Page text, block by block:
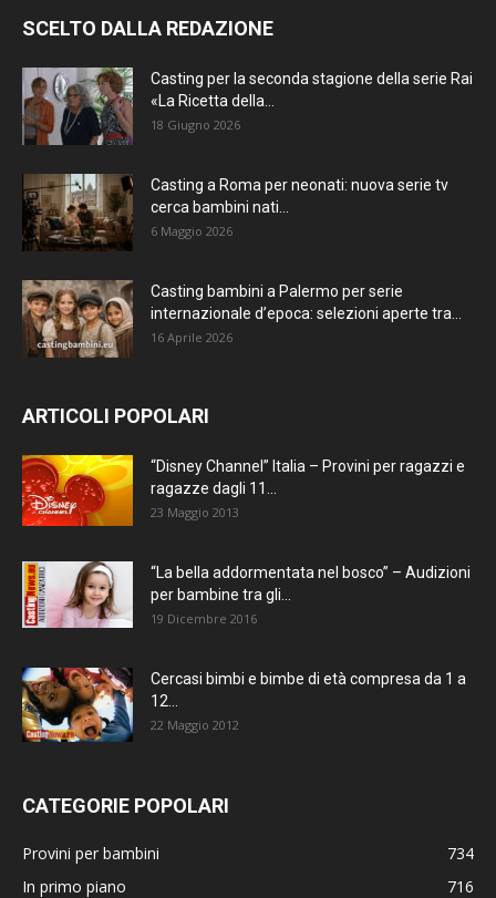
SCELTO DALLA REDAZIONE
Casting per la seconda stagione della serie Rai
«La Ricetta della...
18 Giugno 2026
Casting a Roma per neonati: nuova serie tv
cerca bambini nati...
6 Maggio 2026
Casting bambini a Palermo per serie
internazionale d’epoca: selezioni aperte tra...
16 Aprile 2026
ARTICOLI POPOLARI
“Disney Channel” Italia – Provini per ragazzi e
ragazze dagli 11...
23 Maggio 2013
“La bella addormentata nel bosco” – Audizioni
per bambine tra gli...
19 Dicembre 2016
Cercasi bimbi e bimbe di età compresa da 1 a
12...
22 Maggio 2012
CATEGORIE POPOLARI
Provini per bambini
734
In primo piano
716